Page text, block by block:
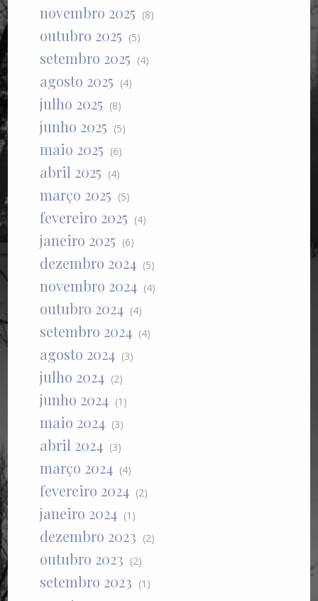
novembro 2025 (8)
outubro 2025 (5)
setembro 2025 (4)
agosto 2025 (4)
julho 2025 (8)
junho 2025 (5)
maio 2025 (6)
abril 2025 (4)
março 2025 (5)
fevereiro 2025 (4)
janeiro 2025 (6)
dezembro 2024 (5)
novembro 2024 (4)
outubro 2024 (4)
setembro 2024 (4)
agosto 2024 (3)
julho 2024 (2)
junho 2024 (1)
maio 2024 (3)
abril 2024 (3)
março 2024 (4)
fevereiro 2024 (2)
janeiro 2024 (1)
dezembro 2023 (2)
outubro 2023 (2)
setembro 2023 (1)